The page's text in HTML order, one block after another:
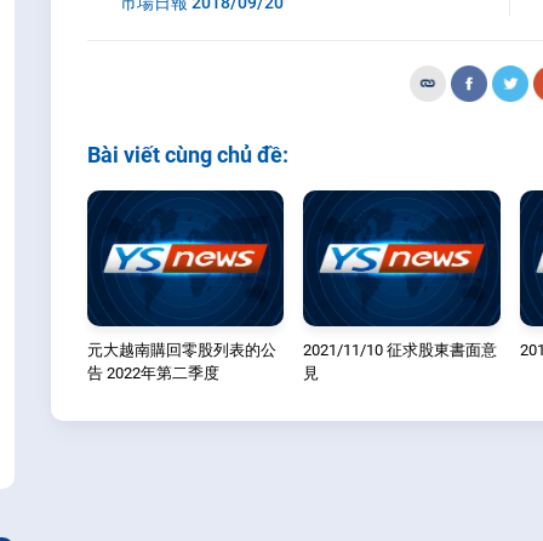
Bài viết cùng chủ đề:
元大越南購回零股列表的公
告 2022年第二季度
2021/11/10 征求股東書面意
見